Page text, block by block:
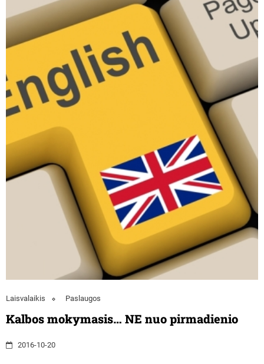
Laisvalaikis Paslaugos
Kalbos mokymasis… NE nuo pirmadienio
2016-10-20